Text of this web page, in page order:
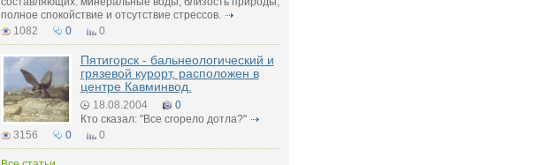
полное спокойствие и отсутствие стрессов.
1082
0 0
Пятигорск - бальнеологический и
грязевой курорт, расположен в
центре Кавминвод.
18.08.2004
0
Кто сказал: "Все сгорело дотла?"
3156
0 0